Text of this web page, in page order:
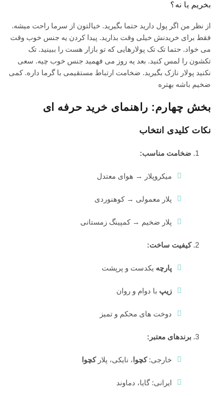
بخریم یا نه؟
از نظر من اگر پول دارید حتما بگیرید. خیالتون از سرما راحت میشه.
فقط برای خریدنش خیلی وقت بذارید. پیدا کردن یه جنس خوب وقت
می خواد. حتما تک تک پولارهایی که تو بازار هست را ببینید. تک
تکشون را لمس کنید. بعد یه روز می فهمید جنس خوب چیه. سعی
نکنید پولار نازک بگیرید. ضخامت ارتباط مستقیمی با گرما داره. کمی
ضخیم باشه بهتره
بخش چهارم: راهنمای خرید حرفه ای
نکات کلیدی انتخاب
ضخامت مناسب:
میکروپلار → هوای معتدل
پلار معمولی → کوهنوردی
پلار ضخیم → کمپینگ زمستانی
کیفیت ساخت:
پارچه یکدست و پرپشت
زیپ با دوام و روان
دوخت های محکم و تمیز
برندهای معتبر:
خارجی:کچوا ، نایکی، پلارکچوا
ایرانی: گایا، دماوند